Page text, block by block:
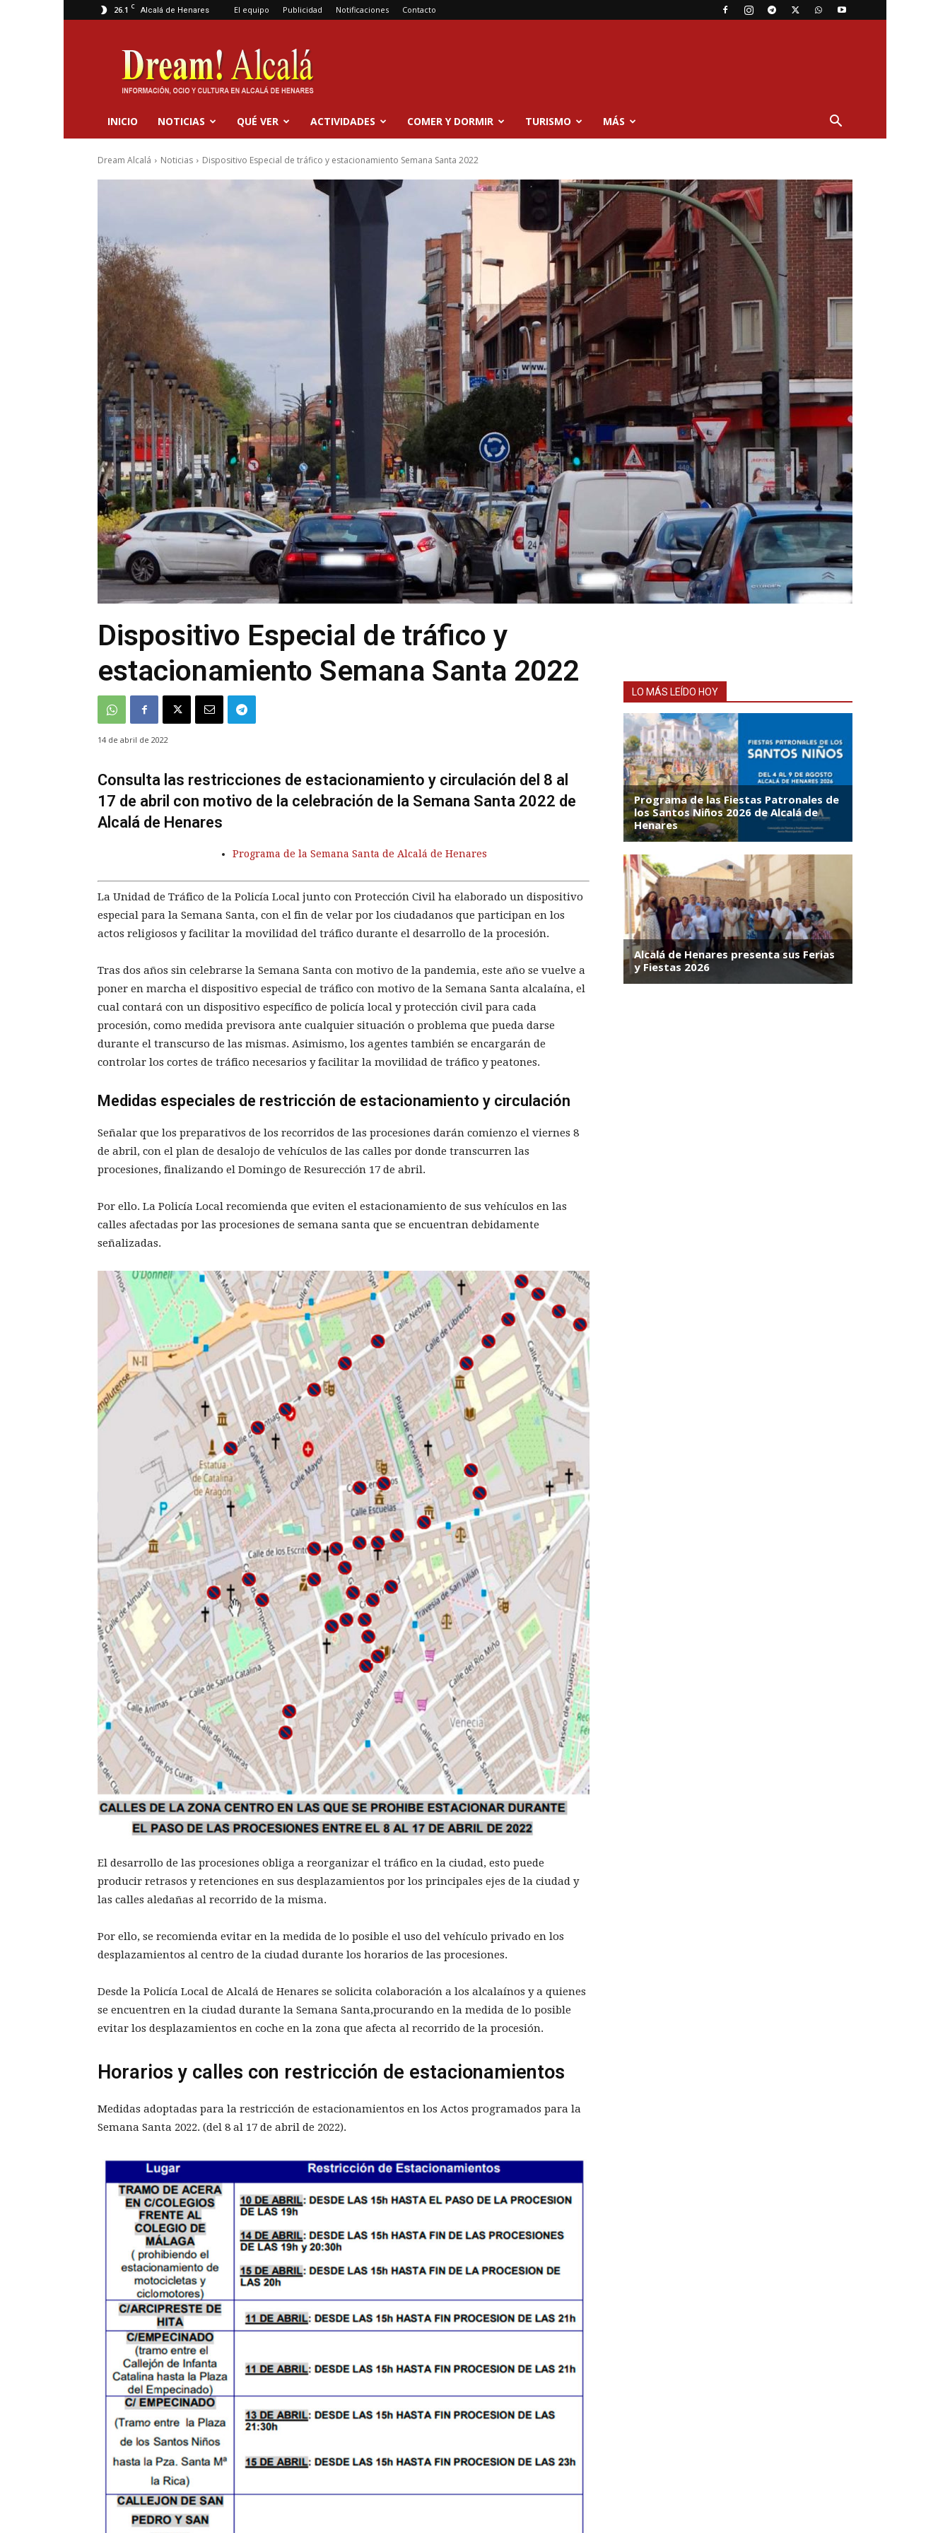
26.1 C Alcalá de Henares El equipo Publicidad Notificaciones Contacto
Dream
Alcalá
INICIO NOTICIAS QUÉ VER ACTIVIDADES COMER Y DORMIR TURISMO MÁS
Dream Alcalá Noticias Dispositivo Especial de tráfico y estacionamiento Semana Santa 2022
Dispositivo Especial de tráfico y
estacionamiento Semana Santa 2022
14 de abril de 2022
Consulta las restricciones de estacionamiento y circulación del 8 al
17 de abril con motivo de la celebración de la Semana Santa 2022 de
Alcalá de Henares
Programa de la Semana Santa de Alcalá de Henares
La Unidad de Tráfico de la Policía Local junto con Protección Civil ha elaborado un dispositivo
especial para la Semana Santa, con el fin de velar por los ciudadanos que participan en los
actos religiosos y facilitar la movilidad del tráfico durante el desarrollo de la procesión.
Tras dos años sin celebrarse la Semana Santa con motivo de la pandemia, este año se vuelve a
poner en marcha el dispositivo especial de tráfico con motivo de la Semana Santa alcalaína, el
cual contará con un dispositivo específico de policía local y protección civil para cada
procesión, como medida previsora ante cualquier situación o problema que pueda darse
durante el transcurso de las mismas. Asimismo, los agentes también se encargarán de
controlar los cortes de tráfico necesarios y facilitar la movilidad de tráfico y peatones.
Medidas especiales de restricción de estacionamiento y circulación
Señalar que los preparativos de los recorridos de las procesiones darán comienzo el viernes 8
de abril, con el plan de desalojo de vehículos de las calles por donde transcurren las
procesiones, finalizando el Domingo de Resurección 17 de abril.
Por ello. La Policía Local recomienda que eviten el estacionamiento de sus vehículos en las
calles afectadas por las procesiones de semana santa que se encuentran debidamente
señalizadas.
El desarrollo de las procesiones obliga a reorganizar el tráfico en la ciudad, esto puede
producir retrasos y retenciones en sus desplazamientos por los principales ejes de la ciudad y
las calles aledañas al recorrido de la misma.
Por ello, se recomienda evitar en la medida de lo posible el uso del vehículo privado en los
desplazamientos al centro de la ciudad durante los horarios de las procesiones.
Desde la Policía Local de Alcalá de Henares se solicita colaboración a los alcalaínos y a quienes
se encuentren en la ciudad durante la Semana Santa,procurando en la medida de lo posible
evitar los desplazamientos en coche en la zona que afecta al recorrido de la procesión.
Horarios y calles con restricción de estacionamientos
Medidas adoptadas para la restricción de estacionamientos en los Actos programados para la
Semana Santa 2022. (del 8 al 17 de abril de 2022).
LO MÁS LEÍDO HOY